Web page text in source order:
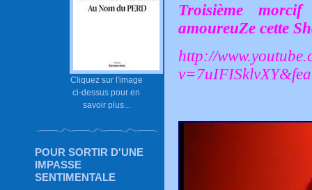
Cliquez sur l'image
ci-dessus pour en
savoir plus...
POUR SORTIR D'UNE
IMPASSE
SENTIMENTALE
Troisième
amoureuZe cette
http://